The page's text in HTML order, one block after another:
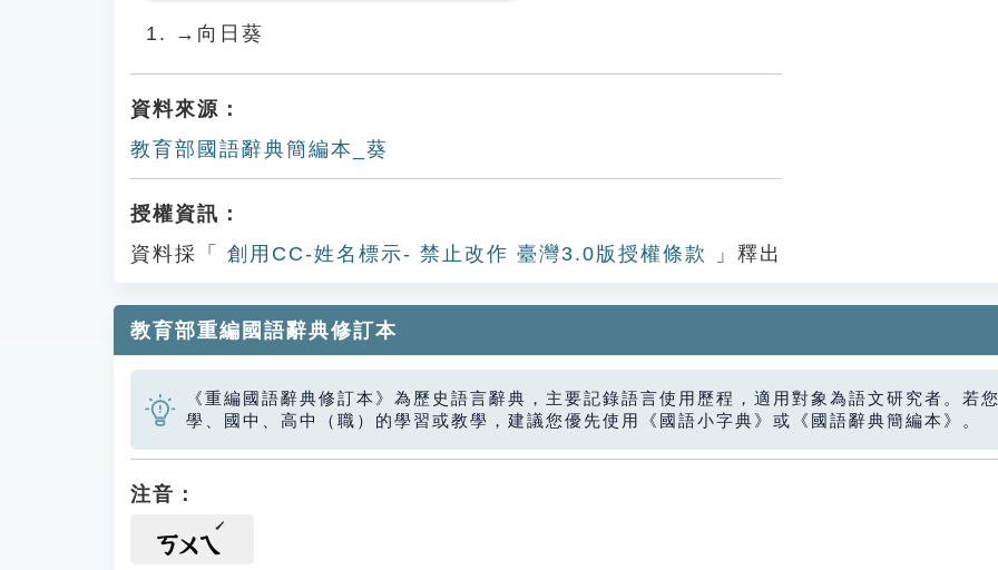
→向日葵
資料來源：
教育部國語辭典簡編本_葵
授權資訊：
資料採「
創用CC-姓名標示- 禁止改作 臺灣3.0版授權條款 」釋出
教育部重編國語辭典修訂本
《重編國語辭典修訂本》為歷史語言辭典，主要記錄語言使用歷程，適用對象為語文研究者。若
學、國中、高中（職）的學習或教學，建議您優先使用《國語小字典》或《國語辭典簡編本》。
注音：
ㄎㄨㄟ